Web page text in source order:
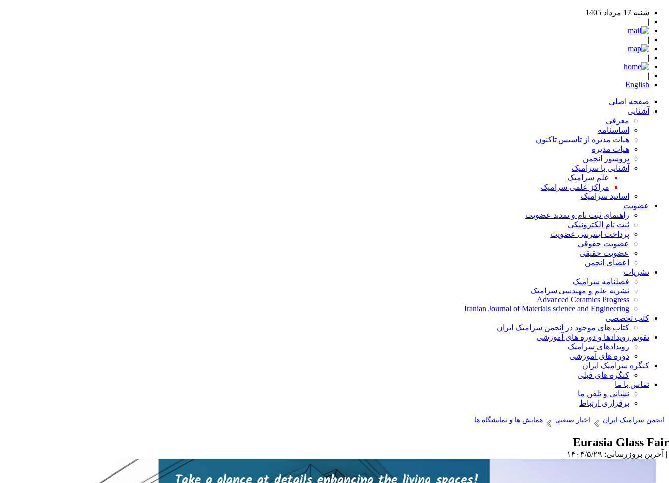
شنبه 17 مرداد 1405
|
|
|
|
English
صفحه اصلی
آشنایی
معرفی
اساسنامه
هیات مدیره از تاسیس تاکنون
هیات مدیره
بروشور انجمن
آشنایی با سرامیک
علم سرامیک
مراکز علمی سرامیک
اساتید سرامیک
عضویت
راهنمای ثبت نام و تمدید عضویت
ثبت نام الکترونیکی
پرداخت اینترنتی عضویت
عضویت حقوقی
عضویت حقیقی
اعضای انجمن
نشریات
فصلنامه سرامیک
نشریه علم و مهندسی سرامیک
Advanced Ceramics Progress
Iranian Journal of Materials science and Engineering
کتب تخصصی
کتاب های موجود در انجمن سرامیک ایران
تقویم رویدادها و دوره های آموزشی
رویدادهای سرامیک
دوره های آموزشی
کنگره سرامیک ایران
کنگره های قبلی
تماس با ما
نشانی و تلفن ما
برقراری ارتباط
انجمن سرامیک ایران اخبار صنعتی همایش ها و نمایشگاه ها
Eurasia Glass Fair
| آخرین بروزرسانی: ۱۴۰۴/۵/۲۹ |